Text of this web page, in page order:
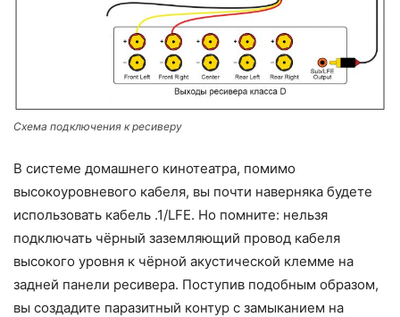
Схема подключения к ресиверу
В системе домашнего кинотеатра, помимо
высокоуровневого кабеля, вы почти наверняка будете
использовать кабель .1/LFE. Но помните: нельзя
подключать чёрный заземляющий провод кабеля
высокого уровня к чёрной акустической клемме на
задней панели ресивера. Поступив подобным образом,
вы создадите паразитный контур с замыканием на